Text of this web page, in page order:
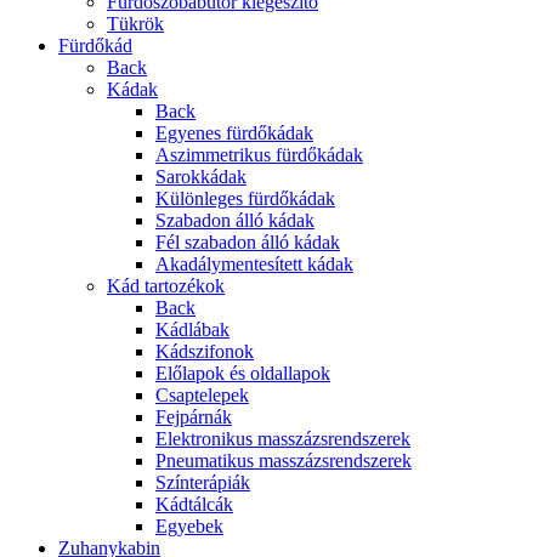
Tükrök
Fürdőkád
Back
Kádak
Back
Egyenes fürdőkádak
Aszimmetrikus fürdőkádak
Sarokkádak
Különleges fürdőkádak
Szabadon álló kádak
Fél szabadon álló kádak
Akadálymentesített kádak
Kád tartozékok
Back
Kádlábak
Kádszifonok
Előlapok és oldallapok
Csaptelepek
Fejpárnák
Elektronikus masszázsrendszerek
Pneumatikus masszázsrendszerek
Színterápiák
Kádtálcák
Egyebek
Zuhanykabin